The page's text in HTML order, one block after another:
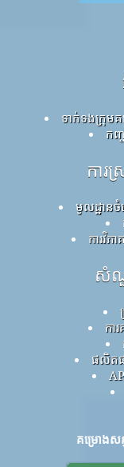
ទាក់ទងក្រុ
កញ្
ការ
មូលដ្ឋាន
ការវិ
សំ
កា
ផលិត
គម្រោង